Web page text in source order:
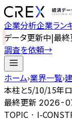
企業分析企業ラン
データ更新中|最終
調査を依頼→
ホーム›業界一覧›
本柱と5/10/15年ロ
最終更新 2026-
TOPIC · I-